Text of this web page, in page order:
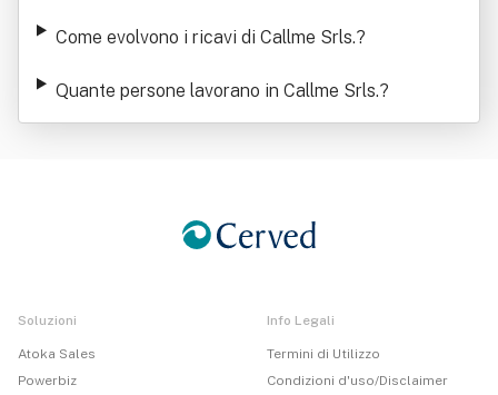
Come evolvono i ricavi di Callme Srls.?
Quante persone lavorano in Callme Srls.?
Soluzioni
Atoka Sales
Powerbiz
Info Legali
Termini di Utilizzo
Condizioni d'uso/Disclaimer